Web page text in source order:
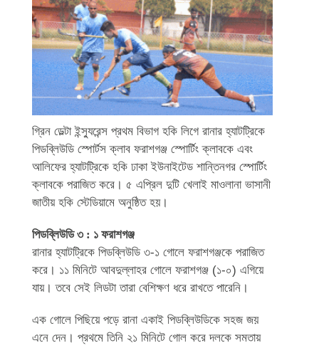
গ্রিন ডেল্টা ইন্স্যুরেন্স প্রথম বিভাগ হকি লিগে রানার হ্যাটট্রিকে
পিডব্লিউডি স্পোর্টস ক্লাব ফরাশগঞ্জ স্পোর্টিং ক্লাবকে এবং
আলিফের হ্যাটট্রিকে হকি ঢাকা ইউনাইটেড শান্তিনগর স্পোর্টিং
ক্লাবকে পরাজিত করে। ৫ এপ্রিল দুটি খেলাই মাওলানা ভাসানী
জাতীয় হকি স্টেডিয়ামে অনুষ্ঠিত হয়।
পিডব্লিউডি ৩ : ১ ফরাশগঞ্জ
রানার হ্যাটট্রিকে পিডব্লিউডি ৩-১ গোলে ফরাশগঞ্জকে পরাজিত
করে। ১১ মিনিটে আবদুল্লাহর গোলে ফরাশগঞ্জ (১-০) এগিয়ে
যায়। তবে সেই লিডটা তারা বেশিক্ষণ ধরে রাখতে পারেনি।
এক গোলে পিছিয়ে পড়ে রানা একাই পিডব্লিউডিকে সহজ জয়
এনে দেন। প্রথমে তিনি ২১ মিনিটে গোল করে দলকে সমতায়